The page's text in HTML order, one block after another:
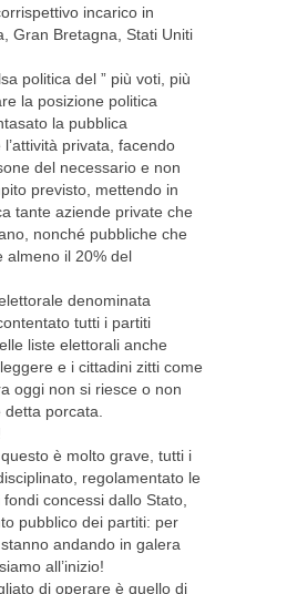
incarico in
Gran Bretagna, Stati Uniti
politica del ” più voti, più
la posizione politica
la pubblica
privata, facendo
del necessario e non
previsto, mettendo in
tante aziende private che
nonché pubbliche che
almeno il 20% del
denominata
tutti i partiti
liste elettorali anche
e i cittadini zitti come
oggi non si riesce o non
porcata.
è molto grave, tutti i
regolamentato le
fondi concessi dallo Stato,
pubblico dei partiti: per
andando in galera
all’inizio!
di operare è quello di